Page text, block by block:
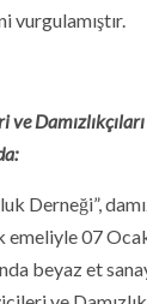
vurgulamıştır.
ve
Derneği”,
emeliyle 07
beyaz et